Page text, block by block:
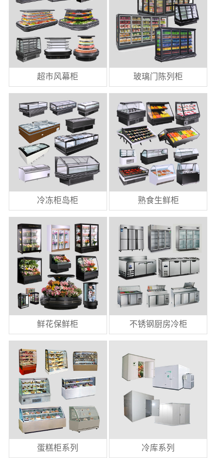
超市风幕柜 玻璃门陈列柜
冷冻柜岛柜 熟食生鲜柜
鲜花保鲜柜 不锈钢厨房冷柜
蛋糕柜系列 冷库系列